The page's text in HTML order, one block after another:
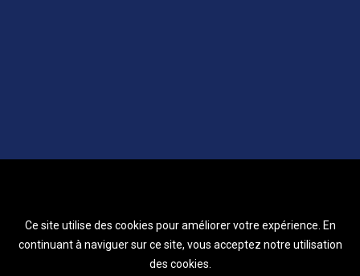
Ce site utilise des cookies pour améliorer votre expérience. En
continuant à naviguer sur ce site, vous acceptez notre utilisation
des cookies.